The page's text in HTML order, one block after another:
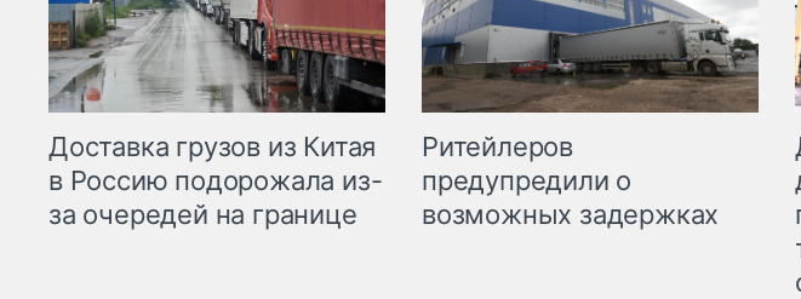
Доставка грузов из Китая
в Россию подорожала из-
за очередей на границе
Ритейлеров
предупредили о
возможных задержках